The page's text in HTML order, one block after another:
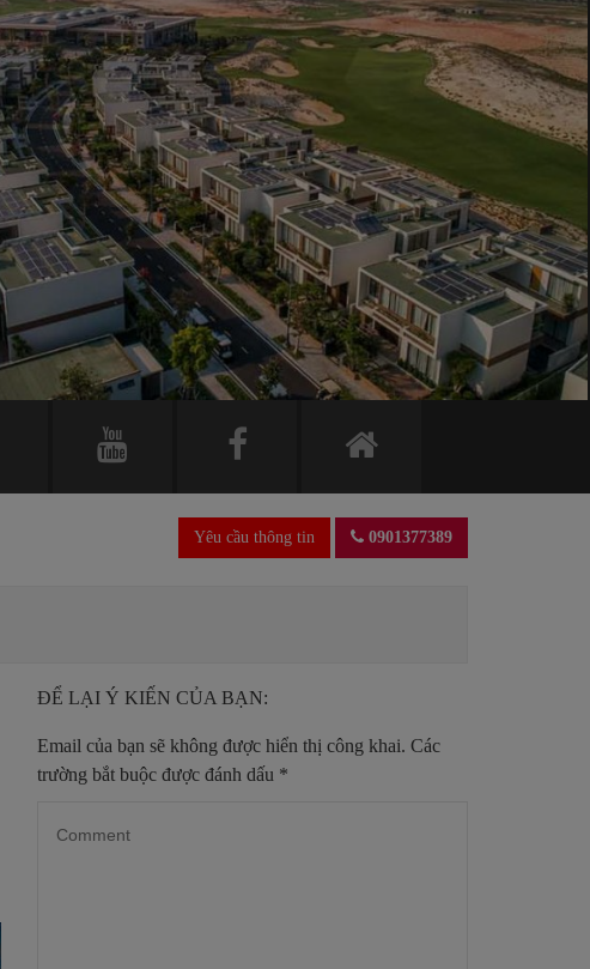
Yêu cầu thông tin 0901377389
ĐỂ LẠI Ý KIẾN CỦA BẠN:
Email của bạn sẽ không được hiển thị công khai. Các
trường bắt buộc được đánh dấu *